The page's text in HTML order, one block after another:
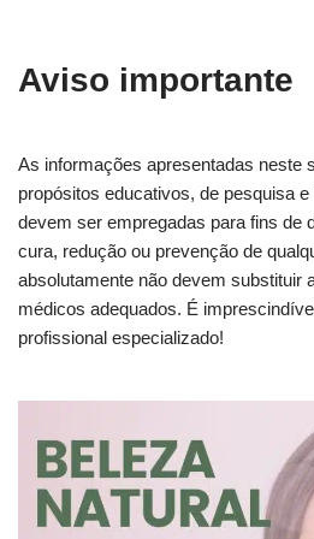
Aviso importante
As informações apresentadas neste
propósitos educativos, de pesquisa
devem ser empregadas para fins de
cura, redução ou prevenção de
absolutamente não devem substituir
médicos adequados. É
profissional especializado!